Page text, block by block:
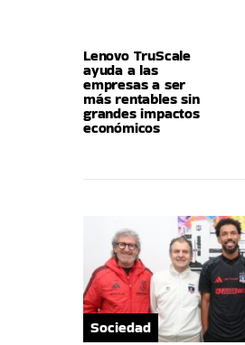
Lenovo TruScale
ayuda a las
empresas a ser
más rentables sin
grandes impactos
económicos
Sociedad